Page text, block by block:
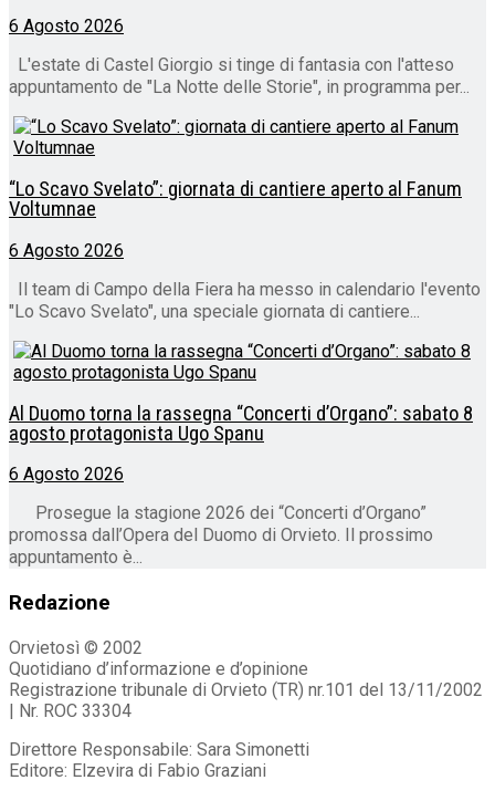
6 Agosto 2026
L'estate di Castel Giorgio si tinge di fantasia con l'atteso
appuntamento de "La Notte delle Storie", in programma per...
“Lo Scavo Svelato”: giornata di cantiere aperto al Fanum
Voltumnae
6 Agosto 2026
Il team di Campo della Fiera ha messo in calendario l'evento
"Lo Scavo Svelato", una speciale giornata di cantiere...
Al Duomo torna la rassegna “Concerti d’Organo”: sabato 8
agosto protagonista Ugo Spanu
6 Agosto 2026
Prosegue la stagione 2026 dei “Concerti d’Organo”
promossa dall’Opera del Duomo di Orvieto. Il prossimo
appuntamento è...
Redazione
Orvietosì © 2002
Quotidiano d’informazione e d’opinione
Registrazione tribunale di Orvieto (TR) nr.101 del 13/11/2002
| Nr. ROC 33304
Direttore Responsabile: Sara Simonetti
Editore: Elzevira di Fabio Graziani